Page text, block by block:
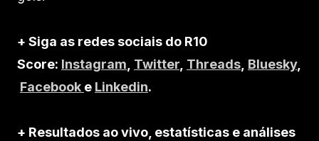
+ Siga as redes sociais do R10
Score: Instagram, Twitter, Threads, Bluesky,
Facebook e Linkedin.
+ Resultados ao vivo, estatísticas e análises